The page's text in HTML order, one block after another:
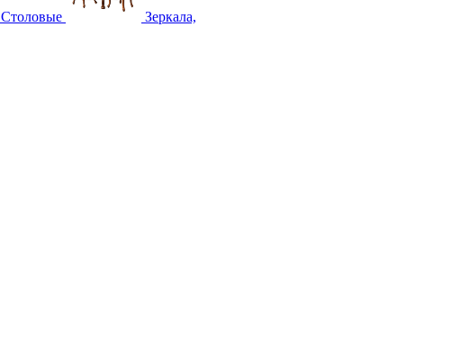
Столовые Зеркала,